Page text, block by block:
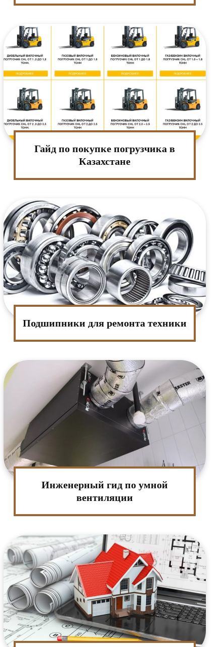
Гайд по покупке погрузчика в
Казахстане
Подшипники для ремонта техники
Инженерный гид по умной
вентиляции